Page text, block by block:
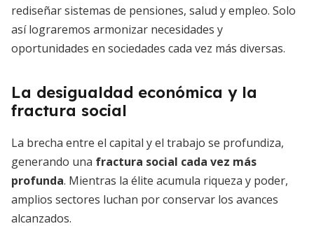
rediseñar sistemas de pensiones, salud y empleo. Solo
así lograremos armonizar necesidades y
oportunidades en sociedades cada vez más diversas.
La desigualdad económica y la
fractura social
La brecha entre el capital y el trabajo se profundiza,
generando una fractura social cada vez más
profunda. Mientras la élite acumula riqueza y poder,
amplios sectores luchan por conservar los avances
alcanzados.